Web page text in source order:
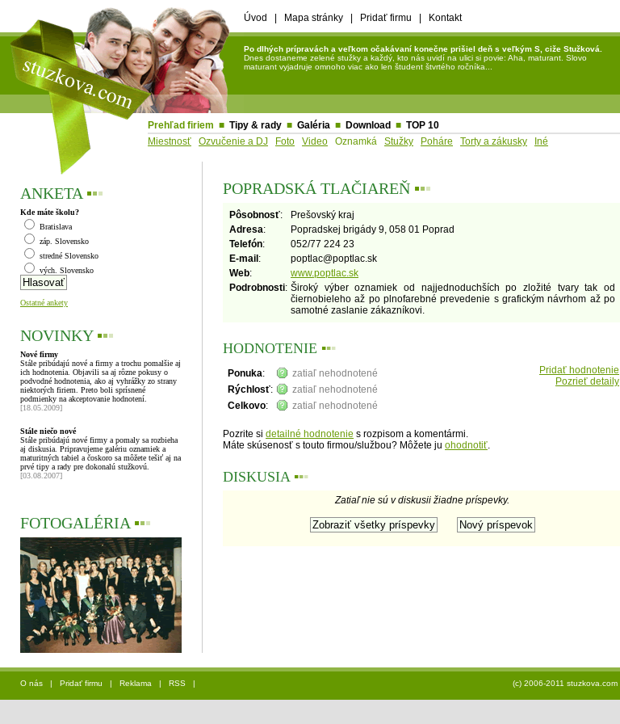
Úvod Mapa stránky Pridať firmu Kontakt
Po dlhých prípravách a veľkom očakávaní konečne prišiel deň s veľkým S, ciže Stužková.
Dnes dostaneme zelené stužky a každý, kto nás uvidí na ulici si povie: Aha, maturant. Slovo
maturant vyjadruje omnoho viac ako len študent štvrtého ročníka...
Prehľad firiem ■ Tipy & rady ■ Galéria ■ Download ■ TOP 10
Miestnosť
Ozvučenie a DJ Foto Video Oznamká Stužky Poháre Torty a zákusky Iné
ANKETA ▪▪▪
Kde máte školu?
Bratislava
záp. Slovensko
stredné Slovensko
vých. Slovensko
Ostatné ankety
NOVINKY ▪▪▪
Nové firmy
Stále pribúdajú nové a firmy a trochu pomalšie aj
ich hodnotenia. Objavili sa aj rôzne pokusy o
podvodné hodnotenia, ako aj vyhrážky zo strany
niektorých firiem. Preto boli sprísnené
podmienky na akceptovanie hodnotení.
[18.05.2009]
Stále niečo nové
Stále pribúdajú nové firmy a pomaly sa rozbieha
aj diskusia. Pripravujeme galériu oznamiek a
maturitných tabiel a čoskoro sa môžete tešiť aj na
prvé tipy a rady pre dokonalú stužkovú.
[03.08.2007]
FOTOGALÉRIA ▪▪▪
POPRADSKÁ TLAČIAREŇ ▪▪▪
Pôsobnosť:
Prešovský kraj
Adresa:
Popradskej brigády 9, 058 01 Poprad
Telefón:
052/77 224 23
E-mail : poptlac@poptlac.sk
Web:
www.poptlac.sk
Podrobnosti: Široký výber oznamiek od najjednoduchších po zložité tvary tak od
čiernobieleho až po plnofarebné prevedenie s grafickým návrhom až po
samotné zaslanie zákazníkovi.
HODNOTENIE ▪▪▪
Ponuka:
zatiaľ nehodnotené
Rýchlosť:
zatiaľ nehodnotené
Celkovo: zatiaľ nehodnotené
Pridať hodnotenie
Pozrieť detaily
Pozrite si detailné hodnotenie s rozpisom a komentármi.
Máte skúsenosť s touto firmou/službou? Môžete ju ohodnotiť.
DISKUSIA ▪▪▪
Zatiaľ nie sú v diskusii žiadne príspevky.
O nás | Pridať firmu | Reklama | RSS | (c) 2006-2011 stuzkova.com